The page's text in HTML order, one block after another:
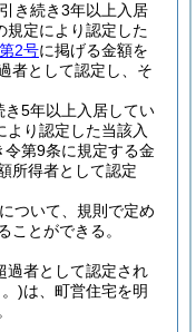
き続き3年以上入居
規定により認定した
2号に掲げる金額を
者として認定し、そ
5年以上入居してい
より認定した当該入
第9条に規定する金
所得者として認定
ついて、規則で定め
ことができる。
過者として認定され
)は、町営住宅を明